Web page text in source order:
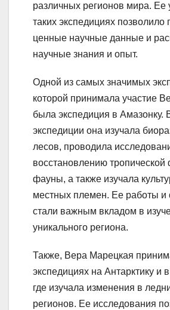
различных регионов мира. Ее
таких экспедициях позволило
ценные научные данные и
научные знания и опыт.
Одной из самых значимых
которой принимала участие
была экспедиция в Амазонку.
экспедиции она изучала
лесов, проводила
восстановлению
фауны, а также изучала
местных племен. Ее работы и
стали важным вкладом в
уникального региона.
Также, Вера Марецкая
экспедициях на Антарктику и
где изучала изменения в
регионов. Ее исследования